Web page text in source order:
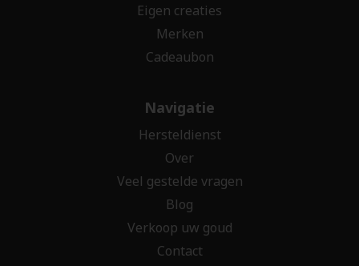
Eigen creaties
Merken
Cadeaubon
Navigatie
Hersteldienst
Over
Veel gestelde vragen
Blog
Verkoop uw goud
Contact